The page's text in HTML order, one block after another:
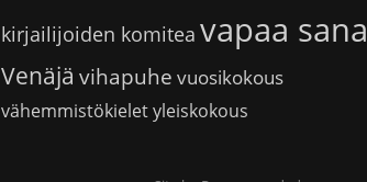
kirjailijoiden komitea vapaa sana
Venäjä vihapuhe vuosikokous
vähemmistökieletyleiskokous